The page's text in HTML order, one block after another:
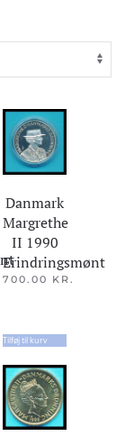
Danmark
Margrethe
II 1990
Erindringsmønt
700.00 KR.
Tilføj til kurv